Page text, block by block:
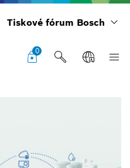
Tiskové fórum Bosch
0